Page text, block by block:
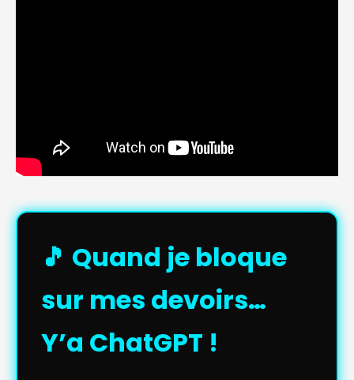
🎵 Quand je bloque
sur mes devoirs…
Y’a ChatGPT !